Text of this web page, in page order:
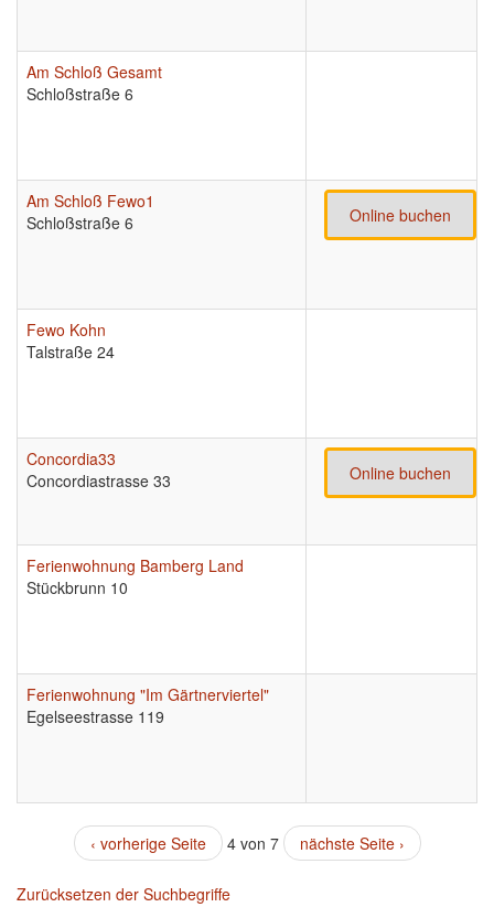
Am Schloß Gesamt
Schloßstraße 6
Am Schloß Fewo1
Schloßstraße 6
Online buchen
Fewo Kohn
Talstraße 24
Concordia33
Concordiastrasse 33
Online buchen
Ferienwohnung Bamberg Land
Stückbrunn 10
Ferienwohnung "Im Gärtnerviertel"
Egelseestrasse 119
‹ vorherige Seite 4 von 7 nächste Seite ›
Zurücksetzen der Suchbegriffe